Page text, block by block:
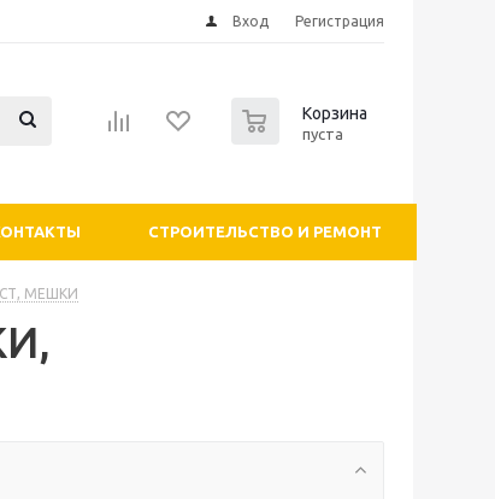
Вход Регистрация
Корзина
пуста
СТРОИТЕЛЬСТВО И РЕМОНТ
МЕШКИ